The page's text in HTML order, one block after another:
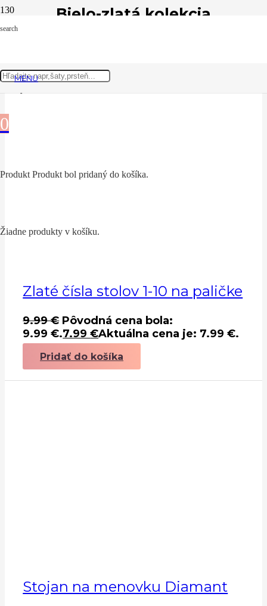
search
0
Produkt Produkt bol pridaný do košíka.
Žiadne produkty v košíku.
MENU
Bielo-zlatá kolekcia
Produkty z tejto kolekcie
Zlaté čísla stolov 1-10 na paličke
9.99€ Pôvodná cena bola:
9.99 €.7.99€Aktuálna cena je: 7.99 €.
Pridať do košíka
Stojan na menovku Diamant